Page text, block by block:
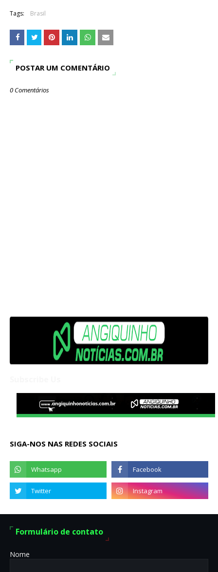
Tags: Brasil
POSTAR UM COMENTÁRIO
0 Comentários
SIGA-NOS NAS REDES SOCIAIS
Formulário de contato
Nome